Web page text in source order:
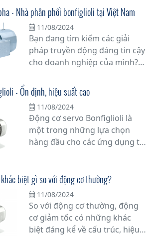
tốc xử lý nước thải Bonfiglioli là
lựa chọn hàng đầu mà bạn
không thể bỏ qua.
- Nhà phân phối bonfiglioli tại Việt Nam
11/08/2024
Bạn đang tìm kiếm các giải
pháp truyền động đáng tin cậy
cho doanh nghiệp của mình?
động cơ giảm tốc 3 pha từ nhà
phân phối Bonfiglioli tại Việt
Nam. Với hơn 60 năm kinh
nghiệm trong ngành công
nghiệp, Bonfiglioli đã khẳng
định vị thế của mình như một
phẩm truyền động.
- Ổn định, hiệu suất cao
11/08/2024
Động cơ servo Bonfiglioli là
một trong những lựa chọn
hàng đầu cho các ứng dụng tự
của nó. Với thiết kế không chổi
than tiên tiến, động cơ này
mang lại độ chính xác và đáng
tin cậy trong môi trường làm
việc khắc nghiệt.
biệt gì so với động cơ thường?
11/08/2024
So với động cơ thường, động
cơ giảm tốc có những khác
biệt đáng kể về cấu trúc, hiệu